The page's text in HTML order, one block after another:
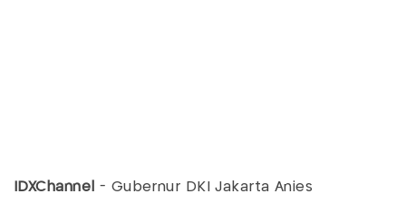
IDXChannel - Gubernur DKI Jakarta Anies